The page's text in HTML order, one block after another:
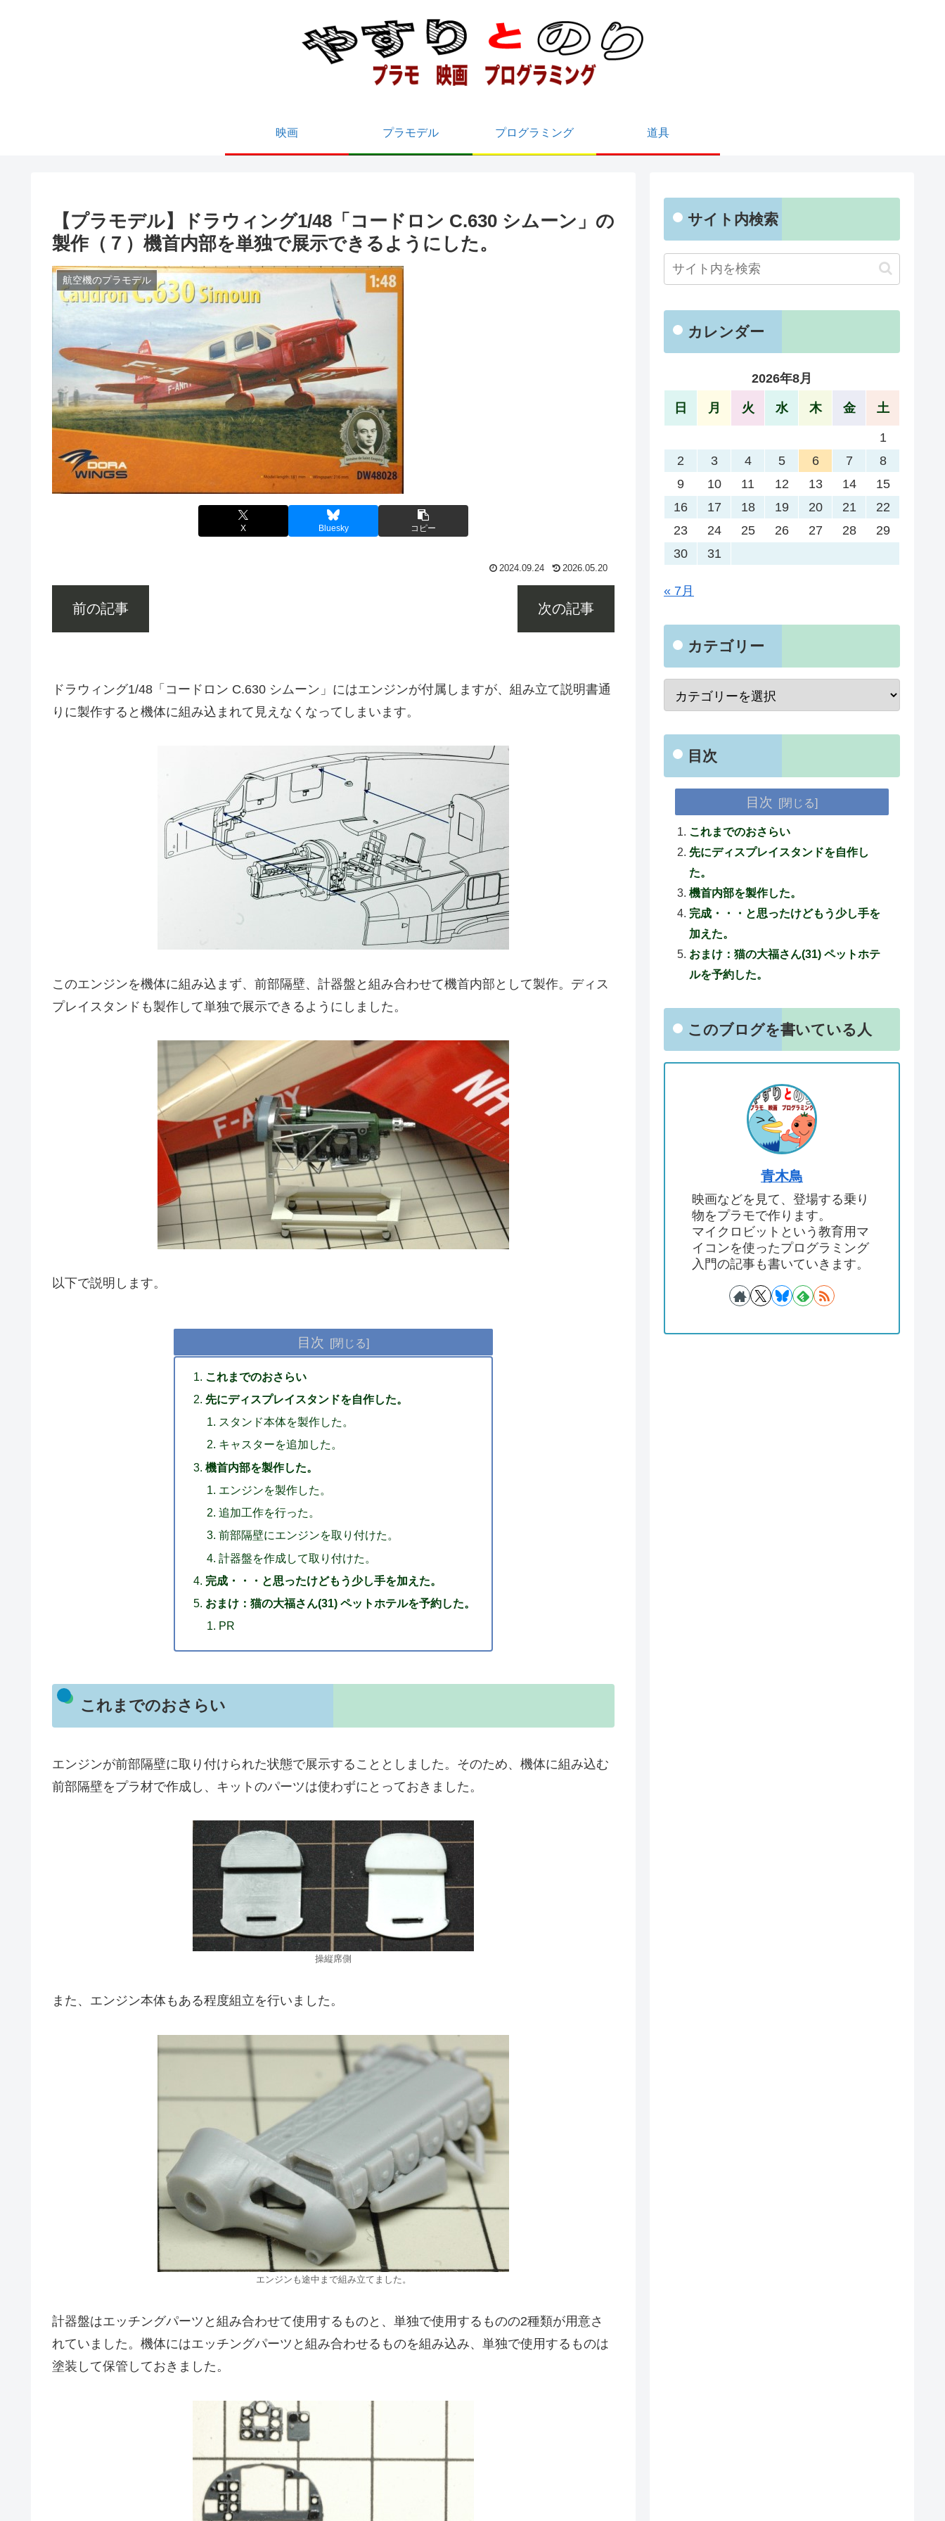
映画 プラモデル プログラミング 道具
【プラモデル】ドラウィング1/48「コードロン C.630 シムーン」の
製作（７）機首内部を単独で展示できるようにした。
航空機のプラモデル
X Bluesky コピー
2024.09.24 2026.05.20
前の記事 次の記事
ドラウィング1/48「コードロン C.630 シムーン」にはエンジンが付属しますが、組み立て説明書通
りに製作すると機体に組み込まれて見えなくなってしまいます。
このエンジンを機体に組み込まず、前部隔壁、計器盤と組み合わせて機首内部として製作。ディス
プレイスタンドも製作して単独で展示できるようにしました。
以下で説明します。
目次
これまでのおさらい
先にディスプレイスタンドを自作した。
スタンド本体を製作した。
キャスターを追加した。
機首内部を製作した。
エンジンを製作した。
追加工作を行った。
前部隔壁にエンジンを取り付けた。
計器盤を作成して取り付けた。
完成・・・と思ったけどもう少し手を加えた。
おまけ：猫の大福さん(31) ペットホテルを予約した。
PR
これまでのおさらい
エンジンが前部隔壁に取り付けられた状態で展示することとしました。そのため、機体に組み込む
前部隔壁をプラ材で作成し、キットのパーツは使わずにとっておきました。
操縦席側
また、エンジン本体もある程度組立を行いました。
エンジンも途中まで組み立てました。
計器盤はエッチングパーツと組み合わせて使用するものと、単独で使用するものの2種類が用意さ
れていました。機体にはエッチングパーツと組み合わせるものを組み込み、単独で使用するものは
塗装して保管しておきました。
サイト内検索
カレンダー
2026年8月
日 月 火 水 木 金 土
1
2
3 4 5 6 7
8
9
10 11 12 13 14
15
16
17 18 19 20 21
22
23
24 25 26 27 28
29
30
31
« 7月
カテゴリー
目次
目次
これまでのおさらい
先にディスプレイスタンドを自作し
た。
機首内部を製作した。
完成・・・と思ったけどもう少し手を
加えた。
おまけ：猫の大福さん(31) ペットホテ
ルを予約した。
このブログを書いている人
青木鳥
映画などを見て、登場する乗り
物をプラモで作ります。
マイクロビットという教育用マ
イコンを使ったプログラミング
入門の記事も書いていきます。